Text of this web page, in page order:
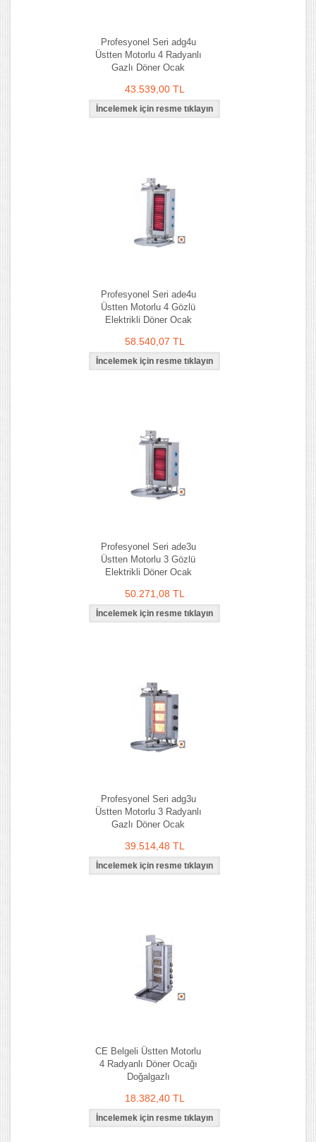
Profesyonel Seri adg4u
Üstten Motorlu 4 Radyanlı
Gazlı Döner Ocak
43.539,00 TL
Profesyonel Seri ade4u
Üstten Motorlu 4 Gözlü
Elektrikli Döner Ocak
58.540,07 TL
Profesyonel Seri ade3u
Üstten Motorlu 3 Gözlü
Elektrikli Döner Ocak
50.271,08 TL
Profesyonel Seri adg3u
Üstten Motorlu 3 Radyanlı
Gazlı Döner Ocak
39.514,48 TL
CE Belgeli Üstten Motorlu
4 Radyanlı Döner Ocağı
Doğalgazlı
18.382,40 TL